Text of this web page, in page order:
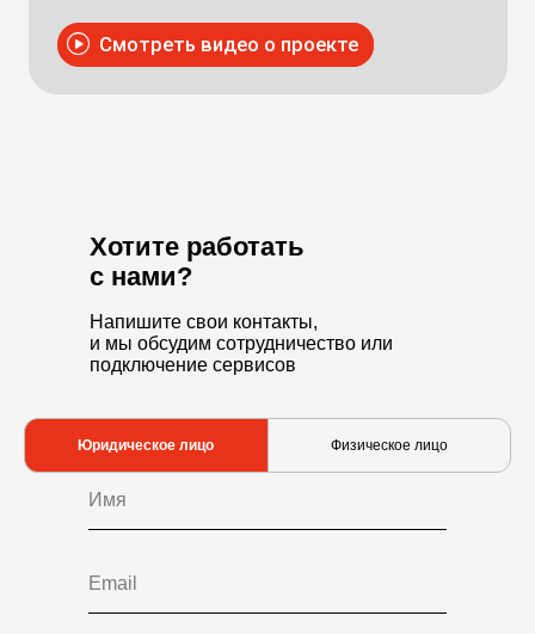
Хотите работать
с нами?
Напишите свои контакты,
и мы обсудим сотрудничество или
подключение сервисов
Юридическое лицо Физическое лицо